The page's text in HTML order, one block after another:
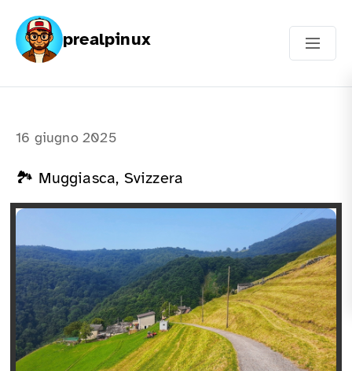
prealpinux
16 giugno 2025
🏞️ Muggiasca, Svizzera